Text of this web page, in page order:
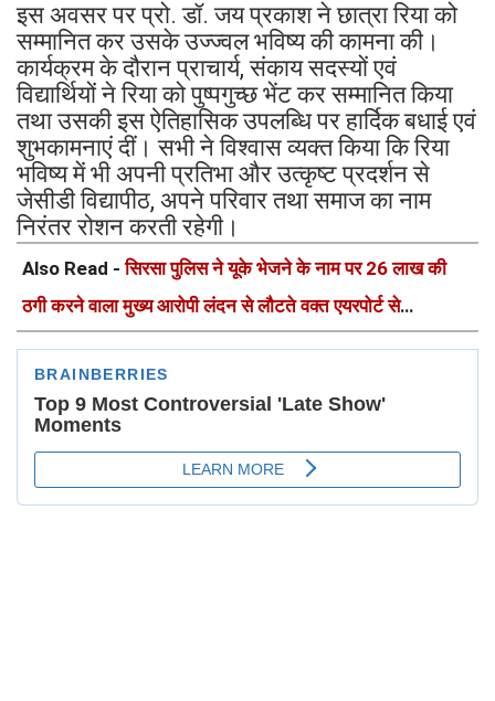
इस अवसर पर प्रो. डॉ. जय प्रकाश ने छात्रा रिया को
सम्मानित कर उसके उज्ज्वल भविष्य की कामना की।
कार्यक्रम के दौरान प्राचार्य, संकाय सदस्यों एवं
विद्यार्थियों ने रिया को पुष्पगुच्छ भेंट कर सम्मानित किया
तथा उसकी इस ऐतिहासिक उपलब्धि पर हार्दिक बधाई एवं
शुभकामनाएं दीं। सभी ने विश्वास व्यक्त किया कि रिया
भविष्य में भी अपनी प्रतिभा और उत्कृष्ट प्रदर्शन से
जेसीडी विद्यापीठ, अपने परिवार तथा समाज का नाम
निरंतर रोशन करती रहेगी।
Also Read -सिरसा पुलिस ने यूके भेजने के नाम पर 26 लाख की
ठगी करने वाला मुख्य आरोपी लंदन से लौटते वक्त एयरपोर्ट से
किया गिरफ्तार